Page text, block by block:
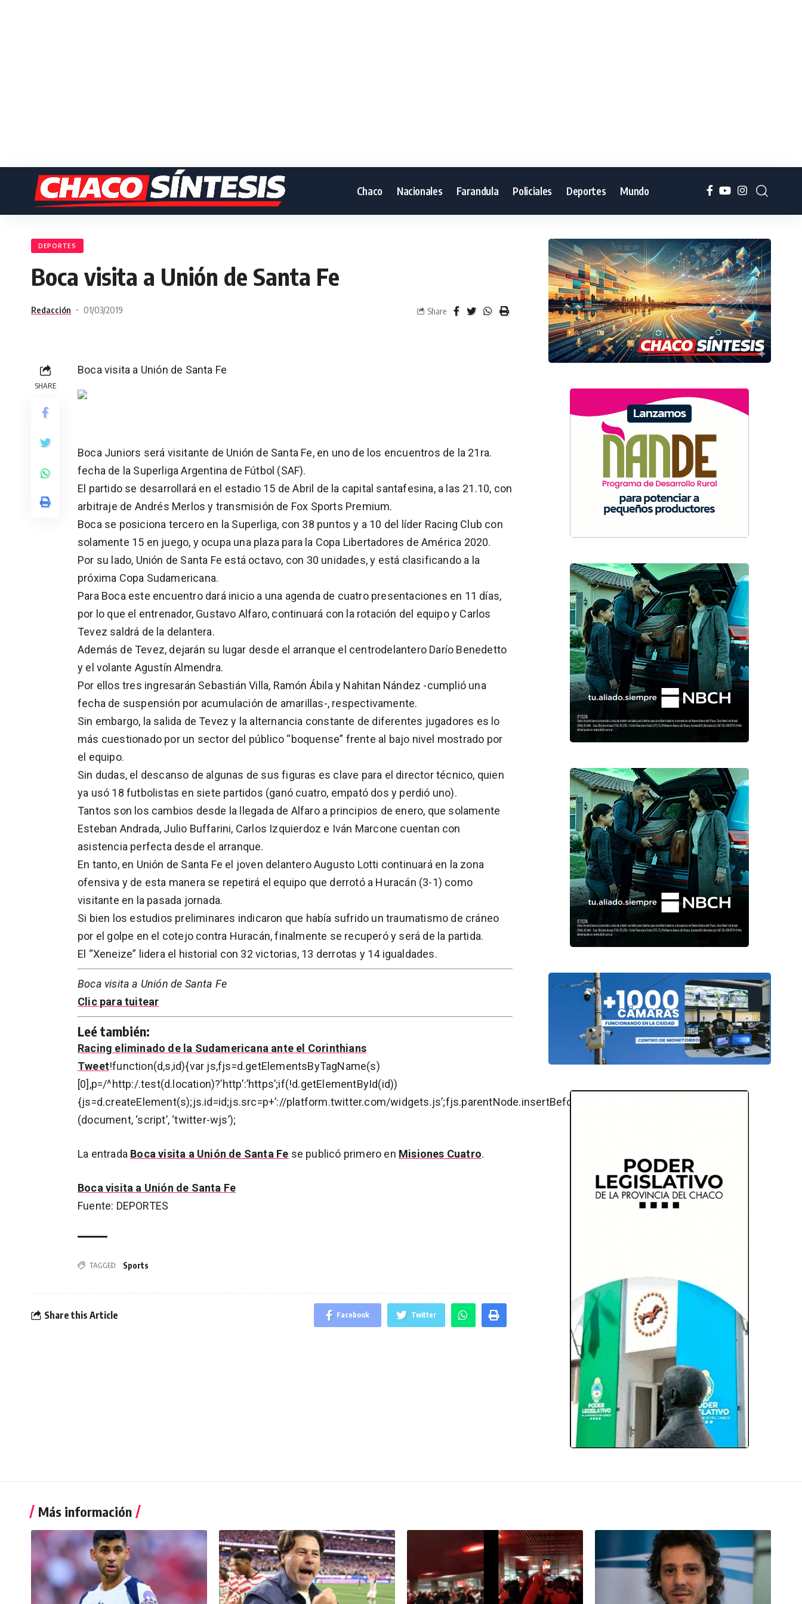
Chaco Nacionales Farandula Policiales Deportes Mundo
DEPORTES
Boca visita a Unión de Santa Fe
Redacción 01/03/2019 Share
SHARE
Boca visita a Unión de Santa Fe
Boca Juniors será visitante de Unión de Santa Fe, en uno de los encuentros de la 21ra.
fecha de la Superliga Argentina de Fútbol (SAF).
El partido se desarrollará en el estadio 15 de Abril de la capital santafesina, a las 21.10, con
arbitraje de Andrés Merlos y transmisión de Fox Sports Premium.
Boca se posiciona tercero en la Superliga, con 38 puntos y a 10 del líder Racing Club con
solamente 15 en juego, y ocupa una plaza para la Copa Libertadores de América 2020.
Por su lado, Unión de Santa Fe está octavo, con 30 unidades, y está clasificando a la
próxima Copa Sudamericana.
Para Boca este encuentro dará inicio a una agenda de cuatro presentaciones en 11 días,
por lo que el entrenador, Gustavo Alfaro, continuará con la rotación del equipo y Carlos
Tevez saldrá de la delantera.
Además de Tevez, dejarán su lugar desde el arranque el centrodelantero Darío Benedetto
y el volante Agustín Almendra.
Por ellos tres ingresarán Sebastián Villa, Ramón Ábila y Nahitan Nández -cumplió una
fecha de suspensión por acumulación de amarillas-, respectivamente.
Sin embargo, la salida de Tevez y la alternancia constante de diferentes jugadores es lo
más cuestionado por un sector del público “boquense” frente al bajo nivel mostrado por
el equipo.
Sin dudas, el descanso de algunas de sus figuras es clave para el director técnico, quien
ya usó 18 futbolistas en siete partidos (ganó cuatro, empató dos y perdió uno).
Tantos son los cambios desde la llegada de Alfaro a principios de enero, que solamente
Esteban Andrada, Julio Buffarini, Carlos Izquierdoz e Iván Marcone cuentan con
asistencia perfecta desde el arranque.
En tanto, en Unión de Santa Fe el joven delantero Augusto Lotti continuará en la zona
ofensiva y de esta manera se repetirá el equipo que derrotó a Huracán (3-1) como
visitante en la pasada jornada.
Si bien los estudios preliminares indicaron que había sufrido un traumatismo de cráneo
por el golpe en el cotejo contra Huracán, finalmente se recuperó y será de la partida.
El “Xeneize” lidera el historial con 32 victorias, 13 derrotas y 14 igualdades.
Boca visita a Unión de Santa Fe
Clic para tuitear
Leé también:
Racing eliminado de la Sudamericana ante el Corinthians
Tweet!function(d,s,id){var js,fjs=d.getElementsByTagName(s)
[0],p=/^http:/.test(d.location)?’http’:’https’;if(!d.getElementById(id))
{js=d.createElement(s);js.id=id;js.src=p+’://platform.twitter.com/widgets.js’;fjs.parentNode.insertBefore(js,fjs);}}
(document, ‘script’, ‘twitter-wjs’);
La entrada Boca visita a Unión de Santa Fe se publicó primero en Misiones Cuatro.
Boca visita a Unión de Santa Fe
Fuente: DEPORTES
TAGGED: Sports
Share this Article Facebook Twitter
Más información